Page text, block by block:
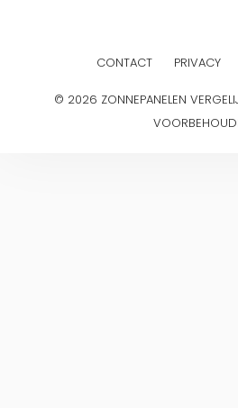
CONTACT PRIVACY
© 2026 ZONNEPANELEN